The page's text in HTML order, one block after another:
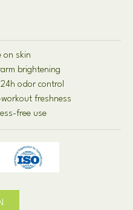
on skin
brightening
odor control
freshness
free use